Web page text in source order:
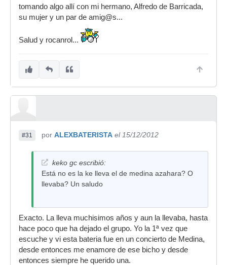
tomando algo allí con mi hermano, Alfredo de Barricada,
su mujer y un par de amig@s...
Salud y rocanrol...
#31 por ALEXBATERISTA el 15/12/2012
keko gc escribió:
Está no es la ke lleva el de medina azahara? O
llevaba? Un saludo
Exacto. La lleva muchisimos años y aun la llevaba, hasta
hace poco que ha dejado el grupo. Yo la 1ª vez que
escuche y vi esta bateria fue en un concierto de Medina,
desde entonces me enamore de ese bicho y desde
entonces siempre he querido una.